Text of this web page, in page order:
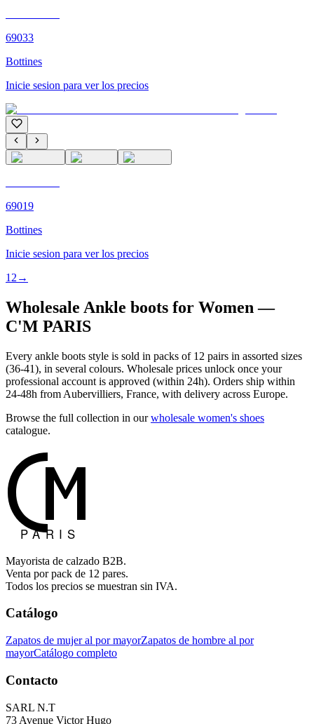
69033
Bottines
Inicie sesion para ver los precios
69019
Bottines
Inicie sesion para ver los precios
1 2 →
Wholesale Ankle boots for Women —
C'M PARIS
Every ankle boots style is sold in packs of 12 pairs in assorted sizes
(36-41), in several colours. Wholesale prices unlock once your
professional account is approved (within 24h). Orders ship within
24-48h from Aubervilliers, France, with delivery across Europe.
Browse the full collection in our wholesale women's shoes
catalogue.
Mayorista de calzado B2B.
Venta por pack de 12 pares.
Todos los precios se muestran sin IVA.
Catálogo
Zapatos de mujer al por mayorZapatos de hombre al por
mayorCatálogo completo
Contacto
SARL N.T
73 Avenue Victor Hugo